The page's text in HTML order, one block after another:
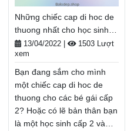
khi đi mua sắm cặp sách
tiếp theo.
Balodep.shop|Chuyên Balo-
Túi xách–Vali đẹp.
FreeShip toàn quốc, Miễn
phí đổi trả hàng, Thanh
toán tiền khi nhận hàng.
Xem thêm
Những chiếc cap di hoc de
thuong nhất cho học sinh -
Balodep.shop
13/04/2022
1503 Lượt
xem
Bạn đang sắm cho mình
một chiếc cap di hoc de
thuong cho các bé gái cấp
2? Hoặc có lẽ bản thân bạn
là một học sinh cấp 2 và